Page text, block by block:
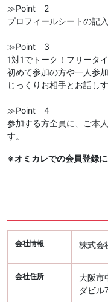
≫Point 2
プロフィールシートの記
≫Point 3
1対1でトーク！フリータ
初めて参加の方や一人参
じっくりお相手とお話し
≫Point 4
参加する方全員に、ご本
す。
※オミカレでの会員登録
会社情報 株式会
会社住所
大阪市
ダビル